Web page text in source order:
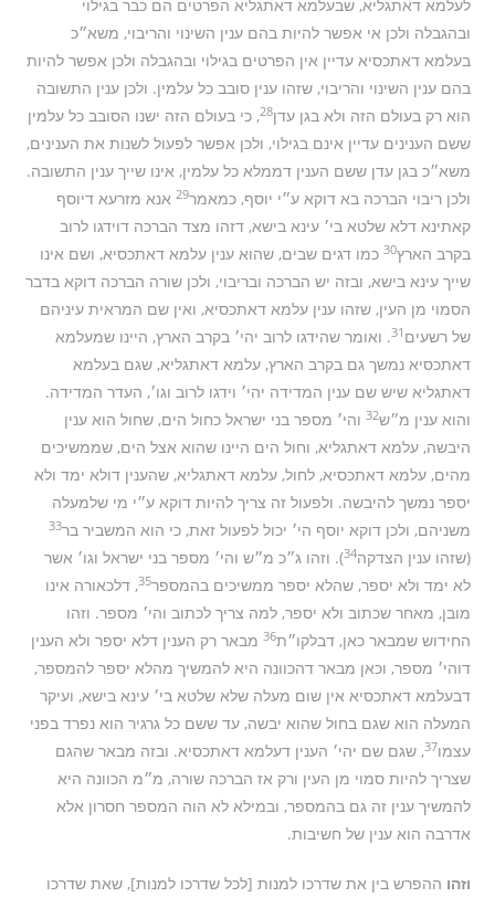
לעלמא דאתגליא, שבעלמא דאתגליא הפרטים הם כבר בגילוי
ובהגבלה ולכן אי אפשר להיות בהם ענין השינוי והריבוי, משא״כ
בעלמא דאתכסיא עדיין אין הפרטים בגילוי ובהגבלה ולכן אפשר להיות
בהם ענין השינוי והריבוי, שזהו ענין סובב כל עלמין. ולכן ענין התשובה
הוא רק בעולם הזה ולא בגן עדן28, כי בעולם הזה ישנו הסובב כל עלמין
ששם הענינים עדיין אינם בגילוי, ולכן אפשר לפעול לשנות את הענינים,
משא״כ בגן עדן ששם הענין דממלא כל עלמין, אינו שייך ענין התשובה.
ולכן ריבוי הברכה בא דוקא ע״י יוסף, כמאמר29 אנא מזרעא דיוסף
קאתינא דלא שלטא בי׳ עינא בישא, דזהו מצד הברכה דוידגו לרוב
בקרב הארץ30 כמו דגים שבים, שהוא ענין עלמא דאתכסיא, ושם אינו
שייך עינא בישא, ובזה יש הברכה ובריבוי, ולכן שורה הברכה דוקא בדבר
הסמוי מן העין, שזהו ענין עלמא דאתכסיא, ואין שם המראית עיניהם
של רשעים 31. ואומר שהידגו לרוב יהי׳ בקרב הארץ, היינו שמעלמא
דאתכסיא נמשך גם בקרב הארץ, עלמא דאתגליא, שגם בעלמא
דאתגליא שיש שם ענין המדידה יהי׳ וידגו לרוב וגו׳, העדר המדידה.
והוא ענין מ״ש32 והי׳ מספר בני ישראל כחול הים, שחול הוא ענין
היבשה, עלמא דאתגליא, וחול הים היינו שהוא אצל הים, שממשיכים
מהים, עלמא דאתכסיא, לחול, עלמא דאתגליא, שהענין דולא ימד ולא
יספר נמשך להיבשה. ולפעול זה צריך להיות דוקא ע״י מי שלמעלה
משניהם, ולכן דוקא יוסף הי׳ יכול לפעול זאת, כי הוא המשביר בר33
(שזהו ענין הצדקה34). וזהו ג״כ מ״ש והי׳ מספר בני ישראל וגו׳ אשר
לא ימד ולא יספר, שהלא יספר ממשיכים בהמספר35, דלכאורה אינו
מובן, מאחר שכתוב ולא יספר, למה צריך לכתוב והי׳ מספר. וזהו
החידוש שמבאר כאן, דבלקו״ת36 מבאר רק הענין דלא יספר ולא הענין
דוהי׳ מספר, וכאן מבאר דהכוונה היא להמשיך מהלא יספר להמספר,
דבעלמא דאתכסיא אין שום מעלה שלא שלטא בי׳ עינא בישא, ועיקר
המעלה הוא שגם בחול שהוא יבשה, עד ששם כל גרגיר הוא נפרד בפני
עצמו37, שגם שם יהי׳ הענין דעלמא דאתכסיא. ובזה מבאר שהגם
שצריך להיות סמוי מן העין ורק אז הברכה שורה, מ״מ הכוונה היא
להמשיך ענין זה גם בהמספר, ובמילא לא הוה המספר חסרון אלא
אדרבה הוא ענין של חשיבות.
וזהו ההפרש בין את שדרכו למנות [לכל שדרכו למנות], שאת שדרכו